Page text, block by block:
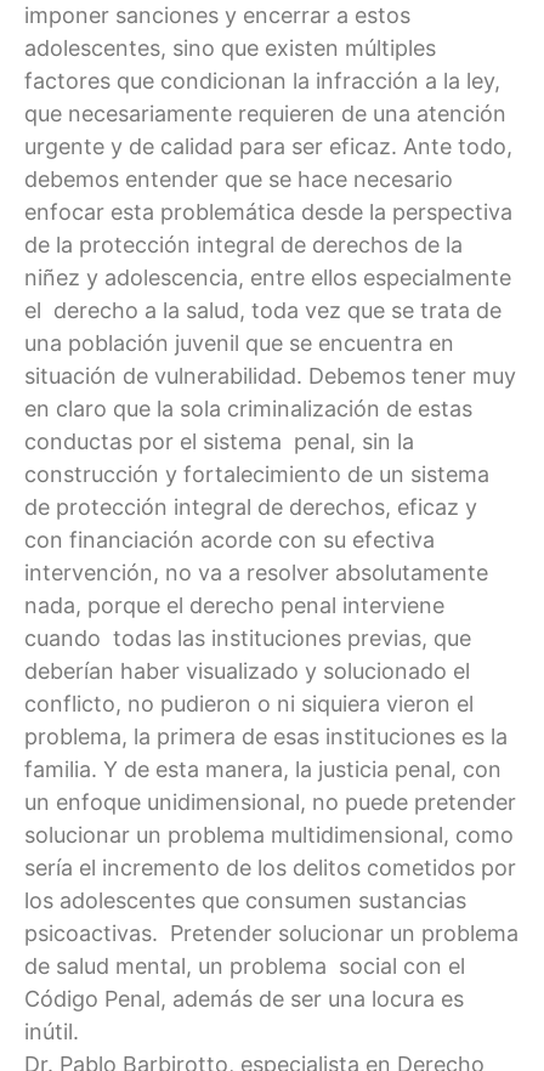
imponer sanciones y encerrar a estos
adolescentes, sino que existen múltiples
factores que condicionan la infracción a la ley,
que necesariamente requieren de una atención
urgente y de calidad para ser eficaz. Ante todo,
debemos entender que se hace necesario
enfocar esta problemática desde la perspectiva
de la protección integral de derechos de la
niñez y adolescencia, entre ellos especialmente
el derecho a la salud, toda vez que se trata de
una población juvenil que se encuentra en
situación de vulnerabilidad. Debemos tener muy
en claro que la sola criminalización de estas
conductas por el sistema penal, sin la
construcción y fortalecimiento de un sistema
de protección integral de derechos, eficaz y
con financiación acorde con su efectiva
intervención, no va a resolver absolutamente
nada, porque el derecho penal interviene
cuando todas las instituciones previas, que
deberían haber visualizado y solucionado el
conflicto, no pudieron o ni siquiera vieron el
problema, la primera de esas instituciones es la
familia. Y de esta manera, la justicia penal, con
un enfoque unidimensional, no puede pretender
solucionar un problema multidimensional, como
sería el incremento de los delitos cometidos por
los adolescentes que consumen sustancias
psicoactivas. Pretender solucionar un problema
de salud mental, un problema social con el
Código Penal, además de ser una locura es
inútil.
Dr. Pablo Barbirotto, especialista en Derecho